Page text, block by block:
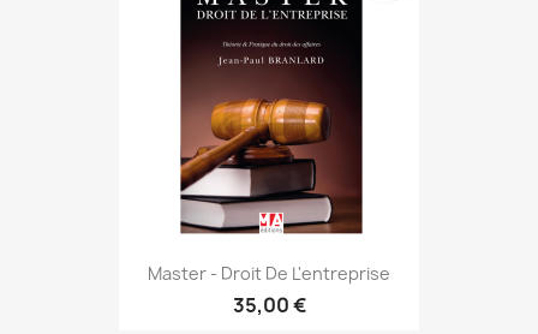
Master - Droit De L'entreprise
35,00 €